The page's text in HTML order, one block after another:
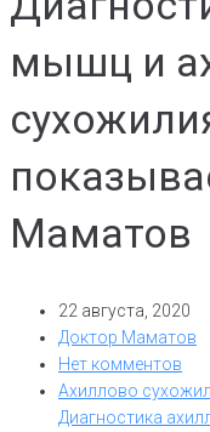
мышц и
Маматов
22 августа, 2020
Доктор Маматов
Нет комментов
Ахиллово
Диагностика